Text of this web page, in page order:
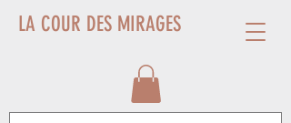
LA COUR DES MIRAGES